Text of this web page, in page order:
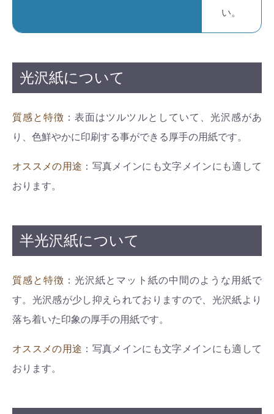
い。
光沢紙について
質感と特徴 ：表面はツルツルとしていて、光沢感があ
り、色鮮やかに印刷する事ができる厚手の用紙です。
オススメの用途 ：写真メインにも文字メインにも適して
おります。
半光沢紙について
質感と特徴 ：光沢紙とマット紙の中間のような用紙で
す。光沢感が少し抑えられておりますので、光沢紙より
落ち着いた印象の厚手の用紙です。
オススメの用途 ：写真メインにも文字メインにも適して
おります。